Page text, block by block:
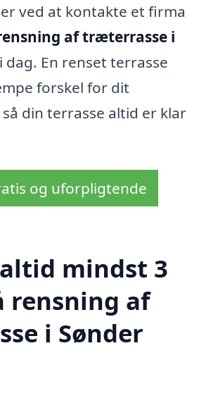
ved at kontakte et firma
af træterrasse i
i dag. En renset terrasse
forskel for dit
din terrasse altid er klar
og uforpligtende
mindst 3
rensning af
i Sønder